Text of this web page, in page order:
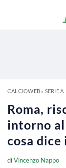
CALCIOWEB» SERIE A
Roma,
intorno
cosa
diVincenzo Nappo